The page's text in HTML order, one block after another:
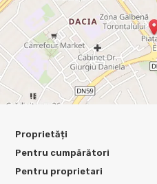
Proprietăți
Pentru cumpărători
Pentru proprietari